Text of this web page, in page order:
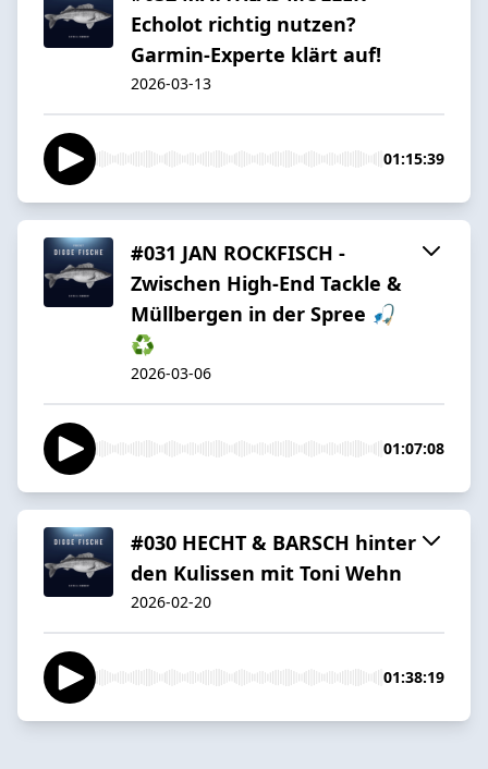
Echolot richtig nutzen?
Garmin-Experte klärt auf!
2026-03-13
01:15:39
#031 JAN ROCKFISCH -
Zwischen High-End Tackle &
Müllbergen in der Spree 🎣
♻️
2026-03-06
01:07:08
#030 HECHT & BARSCH hinter
den Kulissen mit Toni Wehn
2026-02-20
01:38:19